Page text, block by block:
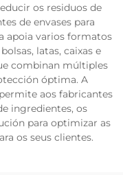
os residuos de
de envases para
apoia varios formatos
latas, caixas e
combinan múltiples
óptima. A
aos fabricantes
ingredientes, os
para optimizar as
os seus clientes.